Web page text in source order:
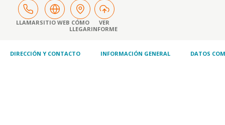
LLAMARSITIO WEB CÓMO
LLEGAR
VER
INFORME
DIRECCIÓN Y CONTACTO INFORMACIÓN GENERAL DATOS